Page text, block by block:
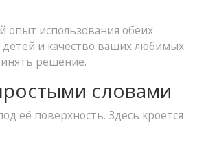
опыт использования обеих
и качество ваших любимых
решение.
словами
её поверхность. Здесь кроется